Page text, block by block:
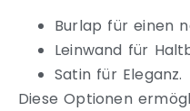
Burlap für einen
Leinwand für
Satin für Eleganz.
Diese Optionen